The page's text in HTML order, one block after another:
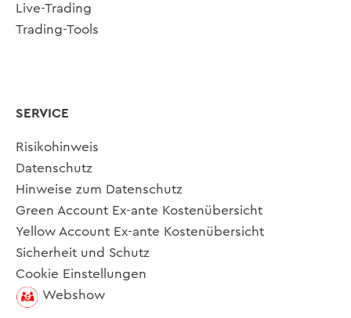
Live-Trading
Trading-Tools
SERVICE
Risikohinweis
Datenschutz
Hinweise zum Datenschutz
Green Account Ex-ante Kostenübersicht
Yellow Account Ex-ante Kostenübersicht
Sicherheit und Schutz
Cookie Einstellungen
Webshow